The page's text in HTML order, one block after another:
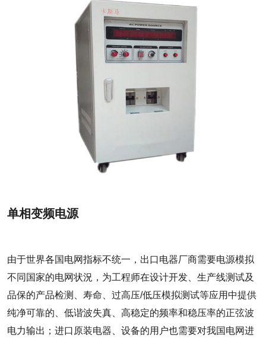
单相变频电源
由于世界各国电网指标不统一，出口电器厂商需要电源模拟
不同国家的电网状況，为工程师在设计开发、生产线测试及
品保的产品检测、寿命、过高压/低压模拟测试等应用中提供
纯净可靠的、低谐波失真、高稳定的频率和稳压率的正弦波
电力输出；进口原装电器、设备的用户也需要对我国电网进